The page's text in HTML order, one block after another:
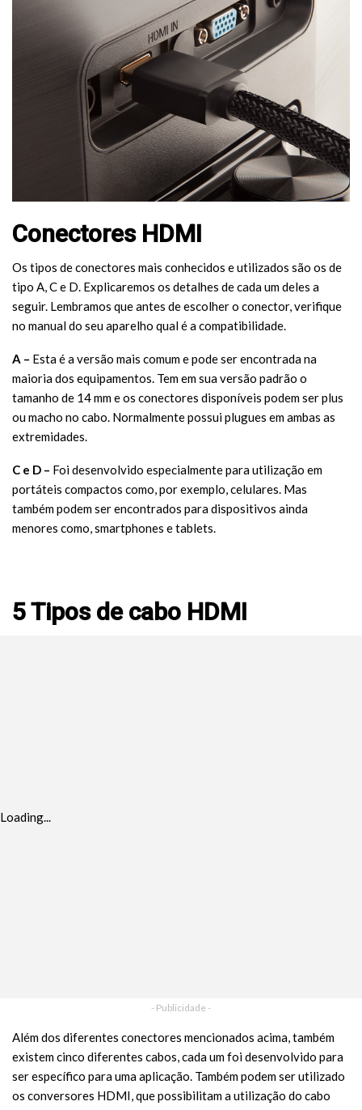
Conectores HDMI
Os tipos de conectores mais conhecidos e utilizados são os de
tipo A, C e D. Explicaremos os detalhes de cada um deles a
seguir. Lembramos que antes de escolher o conector, verifique
no manual do seu aparelho qual é a compatibilidade.
A – Esta é a versão mais comum e pode ser encontrada na
maioria dos equipamentos. Tem em sua versão padrão o
tamanho de 14 mm e os conectores disponíveis podem ser plus
ou macho no cabo. Normalmente possui plugues em ambas as
extremidades.
C e D – Foi desenvolvido especialmente para utilização em
portáteis compactos como, por exemplo, celulares. Mas
também podem ser encontrados para dispositivos ainda
menores como, smartphones e tablets.
5 Tipos de cabo HDMI
Loading...
- Publicidade -
Além dos diferentes conectores mencionados acima, também
existem cinco diferentes cabos, cada um foi desenvolvido para
ser específico para uma aplicação. Também podem ser utilizado
os conversores HDMI, que possibilitam a utilização do cabo